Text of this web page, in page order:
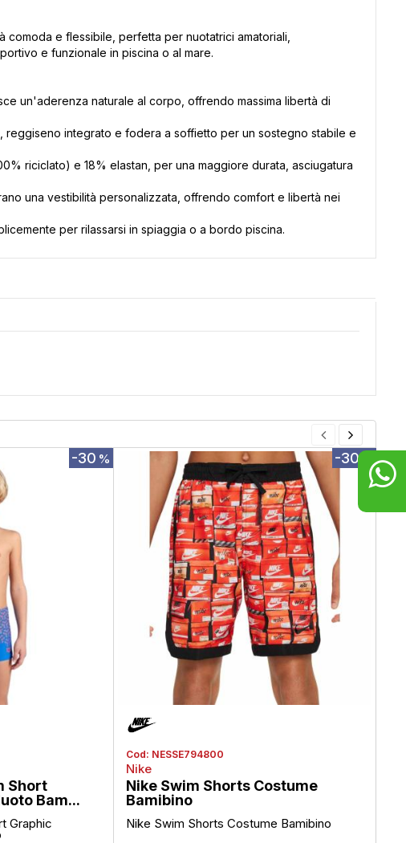
e flessibile, perfetta per nuotatrici amatoriali,
e funzionale in piscina o al mare.
un'aderenza naturale al corpo, offrendo massima libertà di
integrato e fodera a soffietto per un sostegno stabile e
riciclato) e 18% elastan, per una maggiore durata, asciugatura
una vestibilità personalizzata, offrendo comfort e libertà nei
per rilassarsi in spiaggia o a bordo piscina.
-30 %
Short
Bam...
Graphic
-30
Cod: NESSE794800
Nike
Nike Swim Shorts Costume
Bamibino
Nike Swim Shorts Costume Bamibino